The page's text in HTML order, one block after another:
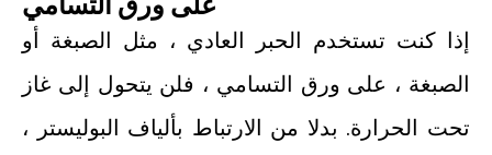
إذا كنت تستخدم الحبر العادي ، مثل الصبغة أو
الصبغة ، على ورق التسامي ، فلن يتحول إلى غاز
تحت الحرارة. بدلا من الارتباط بألياف البوليستر ،